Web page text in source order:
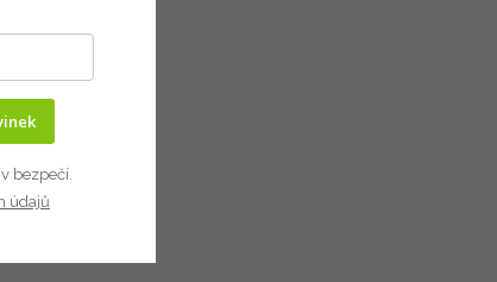
bezpečí.
údajů